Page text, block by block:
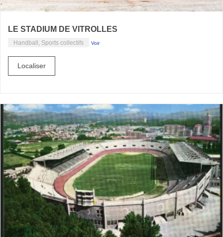
LE STADIUM DE VITROLLES
Handball, Sports collectifs Voir
Localiser